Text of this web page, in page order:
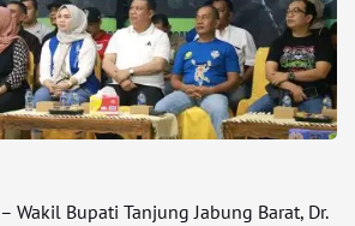
– Wakil Bupati Tanjung Jabung Barat, Dr.